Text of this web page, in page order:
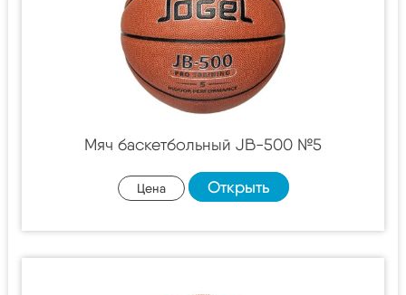
Мяч баскетбольный JB-500 №5
Цена Открыть